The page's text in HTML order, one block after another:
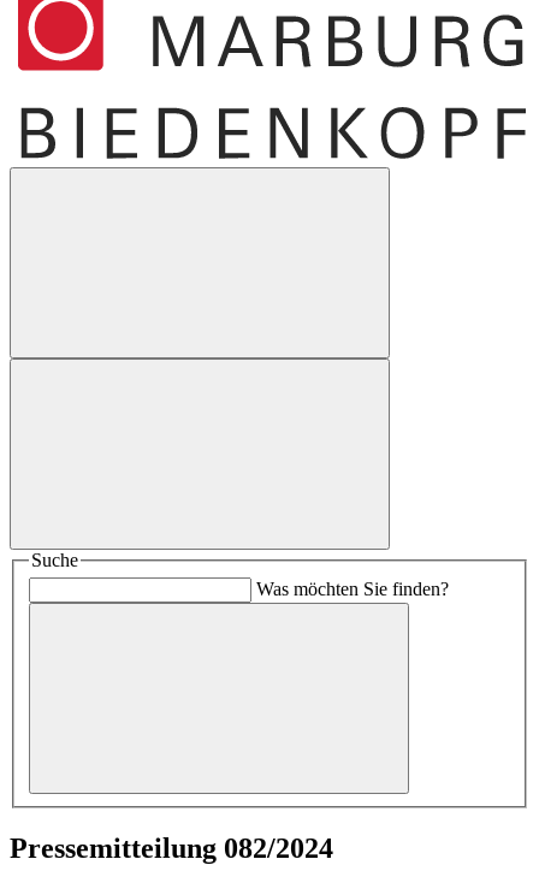
Suche
Was möchten Sie finden?
Pressemitteilung 082/2024